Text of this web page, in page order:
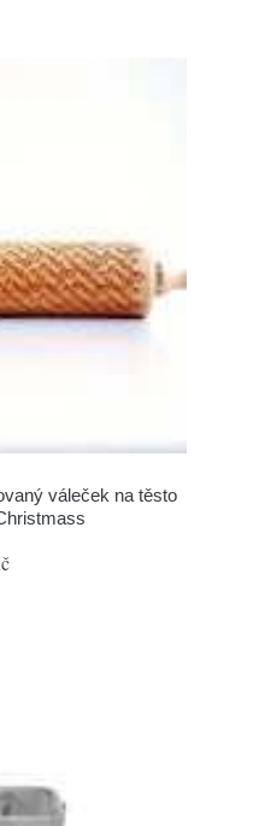
váleček na těsto